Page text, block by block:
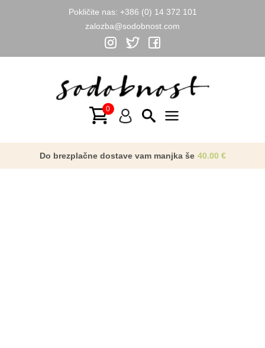
Pokličite nas: +386 (0) 14 372 101
zalozba@sodobnost.com
Menu
Do brezplačne dostave vam manjka še 40.00 €